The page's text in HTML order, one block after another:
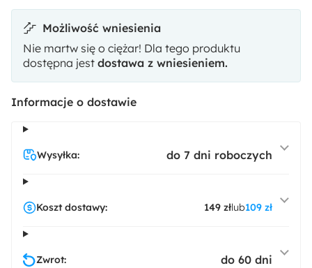
Możliwość wniesienia
Nie martw się o ciężar! Dla tego produktu
dostępna jest dostawa z wniesieniem.
Informacje o dostawie
Wysyłka: do 7 dni roboczych
Koszt dostawy: 149 złlub109 zł
Zwrot: do 60 dni